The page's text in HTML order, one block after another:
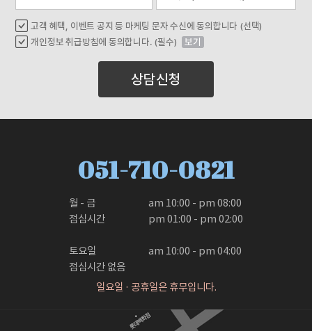
고객 혜택, 이벤트 공지 등 마케팅 문자 수신에 동의합니다 (선택)
개인정보 취급방침에 동의합니다. (필수)
보기
상담신청
051-710-0821
월 - 금
점심시간
토요일
점심시간 없음
am 10:00 - pm 08:00
pm 01:00 - pm 02:00
am 10:00 - pm 04:00
일요일 · 공휴일은 휴무입니다.